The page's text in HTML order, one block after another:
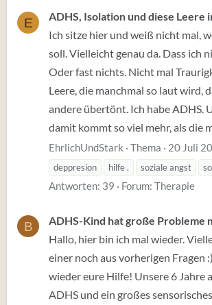
E
ADHS, Isolation und diese Leere
Ich sitze hier und weiß nicht mal,
soll. Vielleicht genau da. Dass ich
Oder fast nichts. Nicht mal
Leere, die manchmal so laut wird,
andere übertönt. Ich habe ADHS.
damit kommt so viel mehr, als die
EhrlichUndStark Thema 20 Juli
deppresion
hilfe . soziale angst
Antworten: 39 Forum: Therapie
B
ADHS-Kind hat große Probleme
Hallo, hier bin ich mal wieder.
einer noch aus vorherigen Fragen
wieder eure Hilfe! Unsere 6 Jahre
ADHS und ein großes